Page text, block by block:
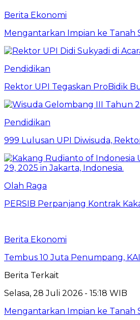
Berita Ekonomi
Mengantarkan Impian ke Tanah
Pendidikan
Rektor UPI Tegaskan ProBidik
Pendidikan
999 Lulusan UPI Diwisuda,
Olah Raga
PERSIB Perpanjang Kontrak
Berita Ekonomi
Tembus 10 Juta Penumpang,
Berita Terkait
Selasa, 28 Juli 2026 - 15:18 WIB
Mengantarkan Impian ke Tanah